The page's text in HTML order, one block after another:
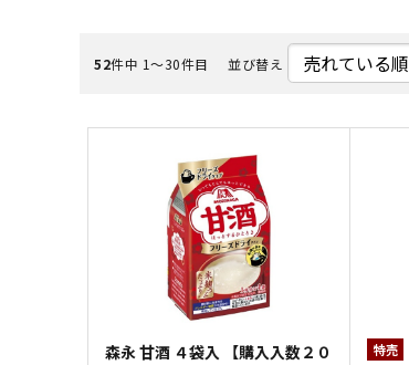
52件中 1〜30件目 並び替え
森永 甘酒 ４袋入 【購入入数２０
特売